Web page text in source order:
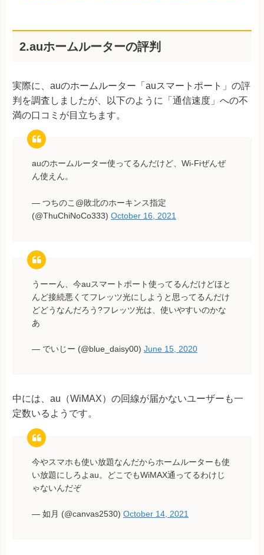
2.auホームルーターの評判
実際に、auのホームルーター「auスマートポート」の評
判を調査しましたが、以下のように「通信速度」への不
満の口コミが目立ちます。
auのホームルーター使ってるんだけど、Wi-Fiぜんぜ
ん使えん。
— つちのこ@敗北のホーキンス指定
(@ThuChiNoCo333) October 16, 2021
うーーん、今auスマートポート使ってるんだけどほと
んど接続悪くてフレッツ光にしようと思ってるんだけ
どどうなんだろう?フレッツ光は、使いやすいのかな
あ
— でいじー (@blue_daisy00) June 15, 2020
中には、au（WiMAX）の回線が届かないユーザーも一
定数いるようです。
今やスマホも使い放題なんだからホームルーターも使
い放題にしろよau。どこでもWiMAX通ってるわけじ
ゃないんだぞ
— 如月 (@canvas2530) October 14, 2021